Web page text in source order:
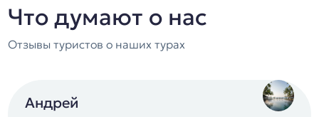
Что думают о нас
Отзывы туристов о наших турах
Андрей